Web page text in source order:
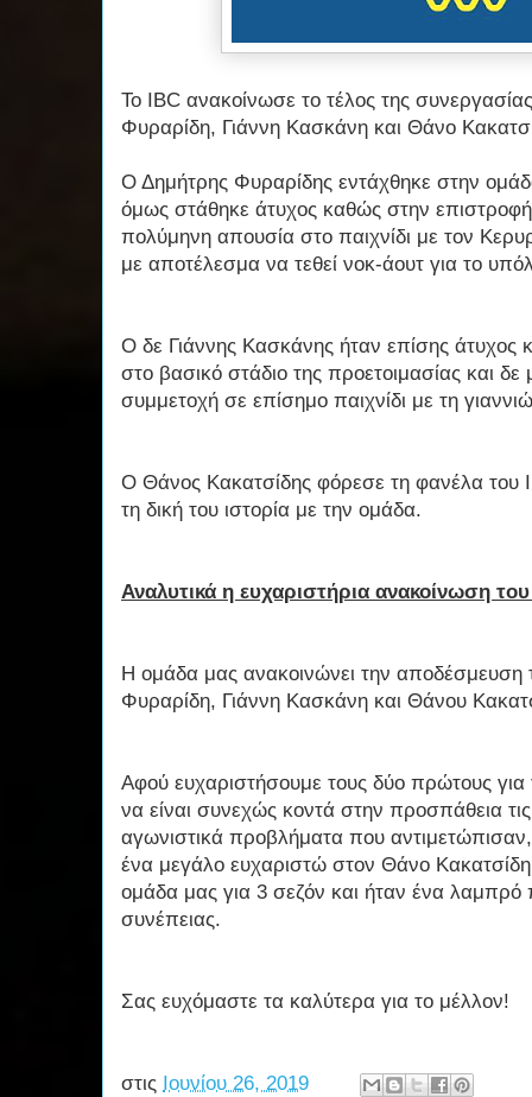
Το IBC ανακοίνωσε το τέλος της
Φυραρίδη, Γιάννη Κασκάνη και Θάνο
Ο Δημήτρης Φυραρίδης εντάχθηκε στην
όμως στάθηκε άτυχος καθώς στην
πολύμηνη απουσία στο παιχνίδι με τον
με αποτέλεσμα να τεθεί νοκ-άουτ για το
Ο δε Γιάννης Κασκάνης ήταν επίσης άτυχος
στο βασικό στάδιο της προετοιμασίας και
συμμετοχή σε επίσημο παιχνίδι με τη
Ο Θάνος Κακατσίδης φόρεσε τη φανέλα του
τη δική του ιστορία με την ομάδα.
Αναλυτικά η ευχαριστήρια ανακοίνωση
Η ομάδα μας ανακοινώνει την
Φυραρίδη, Γιάννη Κασκάνη και Θάνου
Αφού ευχαριστήσουμε τους δύο πρώτους για
να είναι συνεχώς κοντά στην προσπάθεια
αγωνιστικά προβλήματα που
ένα μεγάλο ευχαριστώ στον Θάνο
ομάδα μας για 3 σεζόν και ήταν ένα λαμπρό
συνέπειας.
Σας ευχόμαστε τα καλύτερα για το μέλλον!
στις Ιουνίου 26, 2019